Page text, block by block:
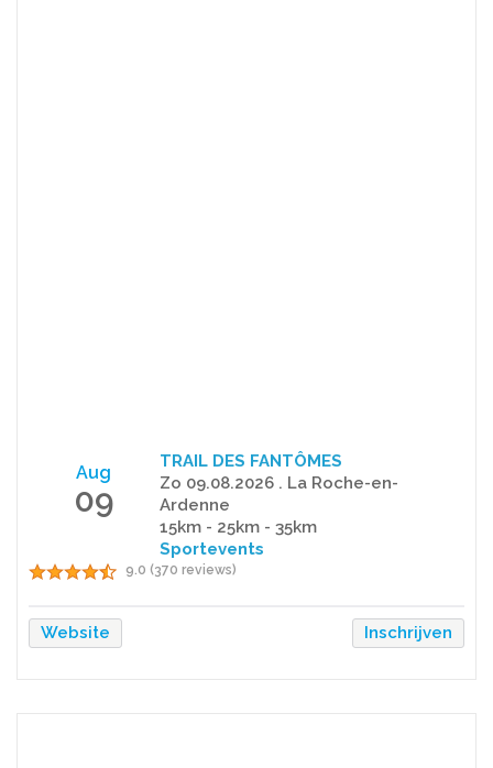
Aug
09
TRAIL DES FANTÔMES
Zo 09.08.2026 . La Roche-en-
Ardenne
15km - 25km - 35km
Sportevents
9.0 (370 reviews)
Website Inschrijven